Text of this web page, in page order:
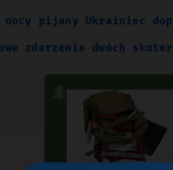
pijany Ukrainiec
zderzenie dwóch
🌲